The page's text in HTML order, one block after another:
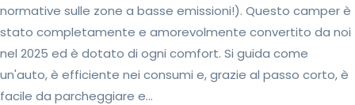
normative sulle zone a basse emissioni!). Questo camper è
stato completamente e amorevolmente convertito da noi
nel 2025 ed è dotato di ogni comfort. Si guida come
un'auto, è efficiente nei consumi e, grazie al passo corto, è
facile da parcheggiare e...